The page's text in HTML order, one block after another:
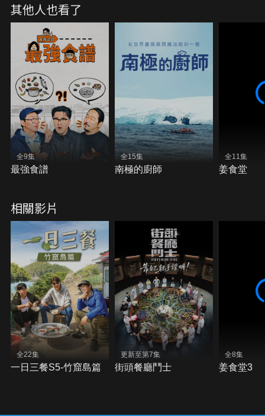
其他人也看了
全9集
最強食譜
全15集
南極的廚師
全11集
姜食堂
相關影片
全22集
一日三餐S5-竹窟島篇
更新至第7集
街頭餐廳鬥士
全8集
姜食堂3